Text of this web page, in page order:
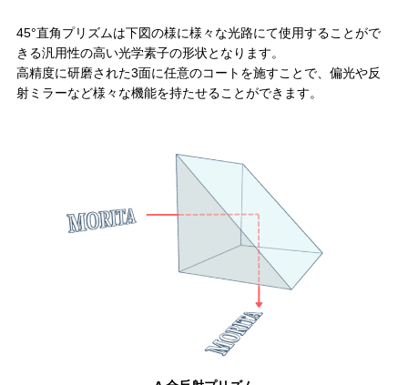
45°直角プリズムは下図の様に様々な光路にて使用することがで
きる汎用性の高い光学素子の形状となります。
高精度に研磨された3面に任意のコートを施すことで、偏光や反
射ミラーなど様々な機能を持たせることができます。